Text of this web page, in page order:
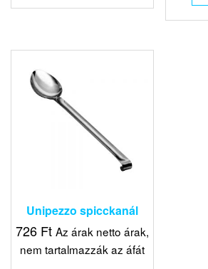
Unipezzo spicckanál
726 Ft Az árak netto árak,
nem tartalmazzák az áfát